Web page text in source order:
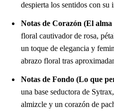
despierta los sentidos con su
Notas de Corazón (El
floral cautivador de rosa,
un toque de elegancia y
abrazo floral tras
Notas de Fondo (Lo que
una base seductora de
almizcle y un corazón de